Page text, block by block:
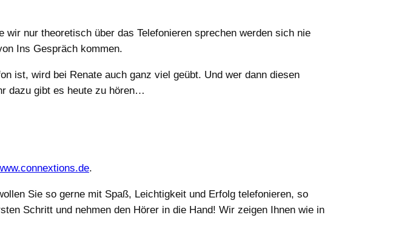
nur theoretisch über das Telefonieren sprechen werden sich nie
Ins Gespräch kommen.
ist, wird bei Renate auch ganz viel geübt. Und wer dann diesen
dazu gibt es heute zu hören…
.
Sie so gerne mit Spaß, Leichtigkeit und Erfolg telefonieren, so
Schritt und nehmen den Hörer in die Hand! Wir zeigen Ihnen wie in